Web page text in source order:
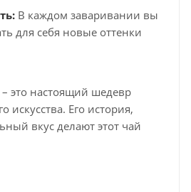
В каждом заваривании вы
для себя новые оттенки
– это настоящий шедевр
искусства. Его история,
вкус делают этот чай